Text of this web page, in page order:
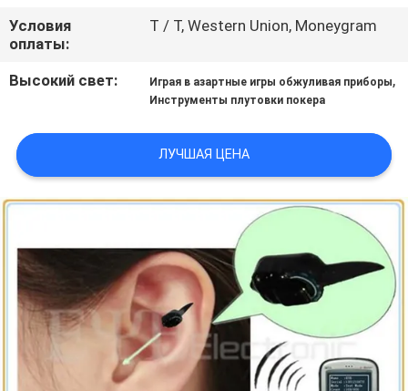
КОНТАКТНЫЕ
ДАННЫЕ
ОТПРАВИТЬ
ЗАПРОС
КАРТА
PRIVACY
POLICY
Условия
оплаты:
T / T, Western Union, Moneygram
Высокий свет: Играя в азартные игры обжуливая приборы,
Инструменты плутовки покера
ЛУЧШАЯ ЦЕНА